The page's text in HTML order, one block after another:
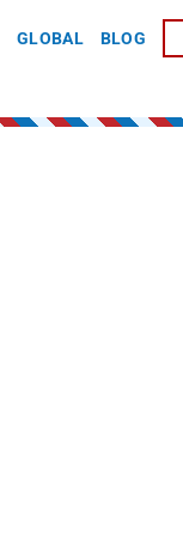
GLOBAL BLOG